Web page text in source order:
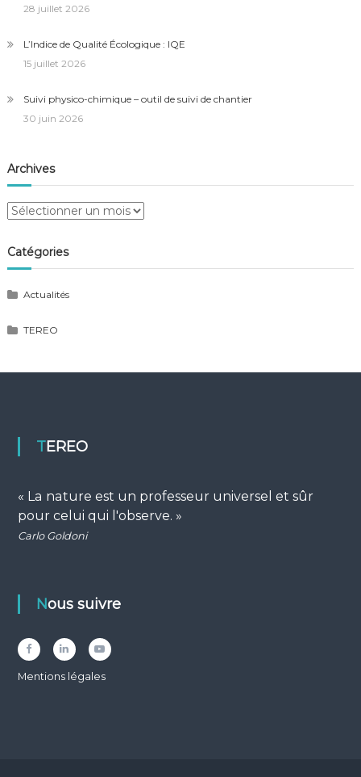
28 juillet 2026
L’Indice de Qualité Écologique : IQE
15 juillet 2026
Suivi physico-chimique – outil de suivi de chantier
30 juin 2026
Archives
Archives
Catégories
Actualités
TEREO
TEREO
« La nature est un professeur universel et sûr
pour celui qui l'observe. »
Carlo Goldoni
Nous suivre
FacebookLinkedInYouTube
Mentions légales